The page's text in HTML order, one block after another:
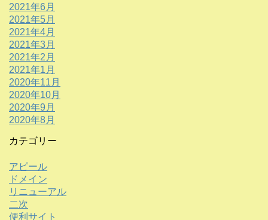
2021年6月
2021年5月
2021年4月
2021年3月
2021年2月
2021年1月
2020年11月
2020年10月
2020年9月
2020年8月
カテゴリー
アピール
ドメイン
リニューアル
二次
便利サイト